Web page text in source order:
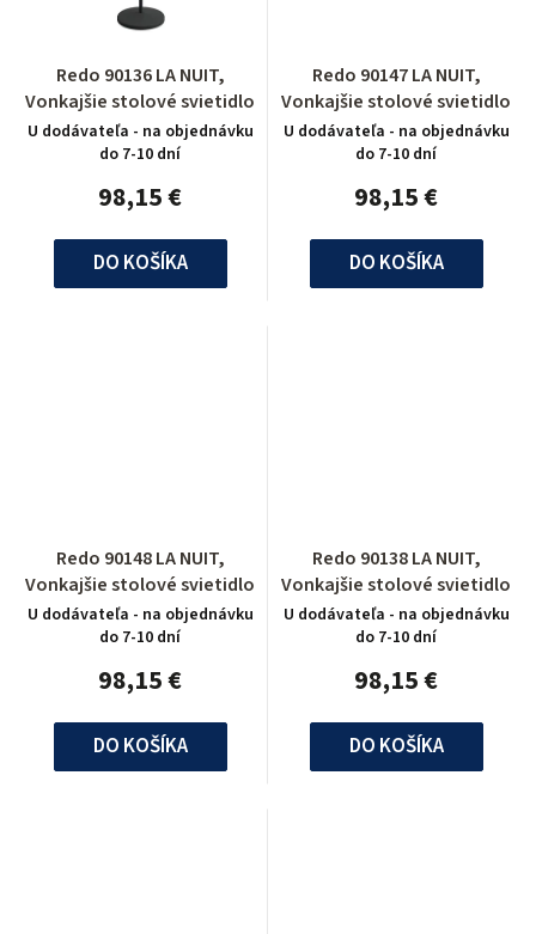
Redo 90136 LA NUIT,
Vonkajšie stolové svietidlo
U dodávateľa - na objednávku
do 7-10 dní
98,15 €
DO KOŠÍKA
Redo 90147 LA NUIT,
Vonkajšie stolové svietidlo
U dodávateľa - na objednávku
do 7-10 dní
98,15 €
DO KOŠÍKA
Redo 90148 LA NUIT,
Vonkajšie stolové svietidlo
U dodávateľa - na objednávku
do 7-10 dní
98,15 €
DO KOŠÍKA
Redo 90138 LA NUIT,
Vonkajšie stolové svietidlo
U dodávateľa - na objednávku
do 7-10 dní
98,15 €
DO KOŠÍKA